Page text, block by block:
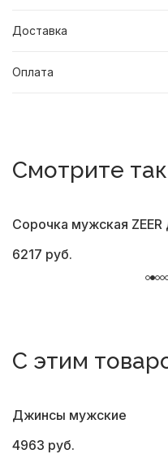
Доставка
Оплата
Смотрите
Сорочка мужская ZEER
6217 руб.
С этим
Джинсы мужские
4963 руб.